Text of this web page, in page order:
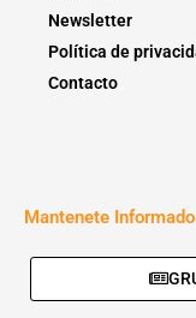
Newsletter
Política de
Contacto
Mantenete Informado